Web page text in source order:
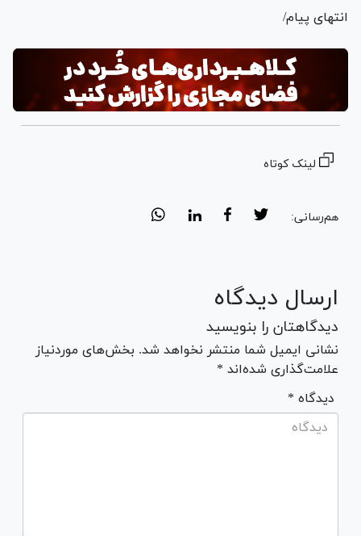
انتهای پیام/
لینک کوتاه
هم‌رسانی:
ارسال دیدگاه
دیدگاهتان را بنویسید
نشانی ایمیل شما منتشر نخواهد شد. بخش‌های موردنیاز
علامت‌گذاری شده‌اند *
* دیدگاه